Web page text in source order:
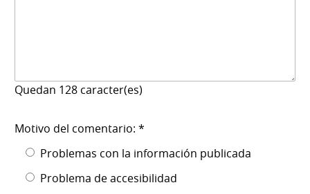
Quedan 128 caracter(es)
Motivo del comentario: *
Problemas con la información publicada
Problema de accesibilidad